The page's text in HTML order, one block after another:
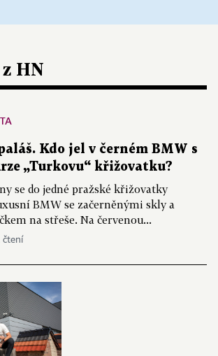
HN
Kdo jel v černém BMW s
„Turkovu“ křižovatku?
se do jedné pražské křižovatky
BMW se začerněnými skly a
na střeše. Na červenou...
čtení